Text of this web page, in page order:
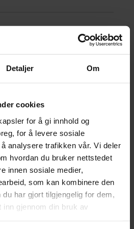
Detaljer Om
cookies
for å gi innhold og
for å levere sosiale
analysere trafikken vår. Vi deler
hvordan du bruker nettstedet
innen sosiale medier,
som kan kombinere den
har gjort tilgjengelig for dem,
gjennom din bruk av
Last ned
og
(DK)
Last ned
og
(NO)
Last ned
Vis mer
Gram